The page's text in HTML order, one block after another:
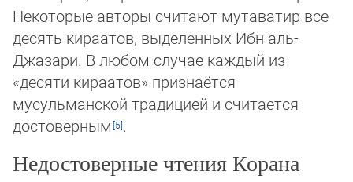
Некоторые авторы считают мутаватир все
десять кираатов, выделенных Ибн аль-
Джазари. В любом случае каждый из
«десяти кираатов» признаётся
мусульманской традицией и считается
достоверным
.
Недостоверные чтения Корана